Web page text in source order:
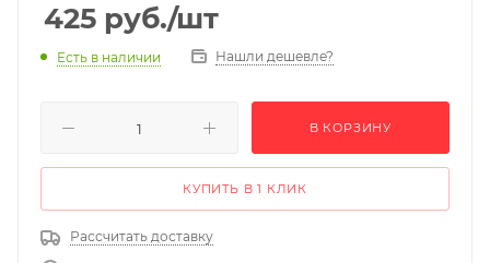
425 руб./шт
Есть в наличии Нашли дешевле?
В КОРЗИНУ
КУПИТЬ В 1 КЛИК
Рассчитать доставку